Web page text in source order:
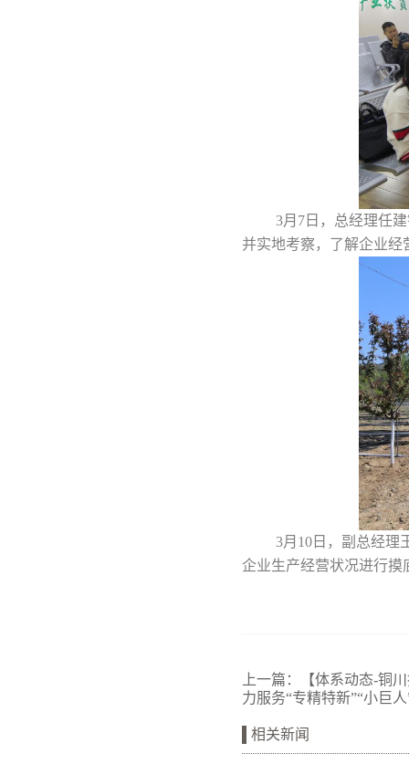
3月7日，总经理任
并实地考察，了解企业经
3月10日，副总经理
企业生产经营状况进行摸
上一篇：
【体系动态-铜
力服务“专精特新”“小巨
相关新闻